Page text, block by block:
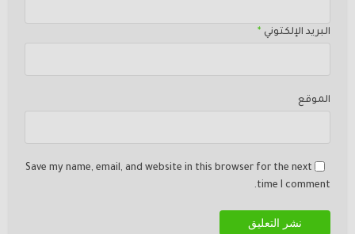
البريد الإلكتوني *
الموقع
Save my name, email, and website in this browser for the next
time I comment.